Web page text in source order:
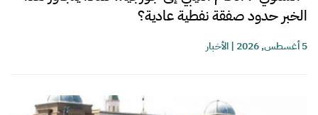
الخبر حدود صفقة نفطية عادية؟
5 أغسطس, 2026 |الأخبار